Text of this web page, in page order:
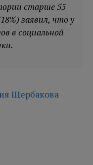
старше 55
заявил, что у
в социальной
Щербакова